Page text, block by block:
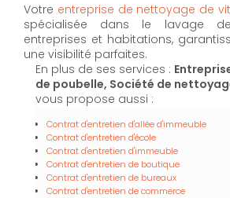
Votre entreprise de nettoyage de
spécialisée dans le lavage
entreprises et habitations,
une visibilité parfaites.
En plus de ses services :
de poubelle, Société de
vous propose aussi :
Contrat d'entretien d'allée d'immeuble
Contrat d'entretien d'école
Contrat d'entretien d'immeuble
Contrat d'entretien de boutique
Contrat d'entretien de bureaux
Contrat d'entretien de commerce